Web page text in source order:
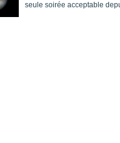
seule soirée acceptable